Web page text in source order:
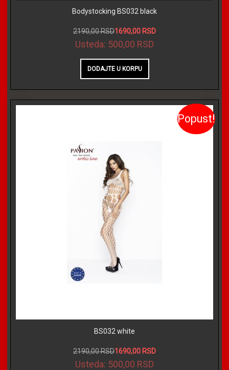
Bodystocking BS032 black
2190,00 RSD1690,00 RSD
Usteda: 500,00 RSD
Popust!
BS032 white
2190,00 RSD1690,00 RSD
Usteda: 500,00 RSD